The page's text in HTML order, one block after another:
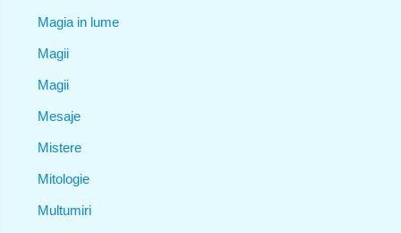
Magia in lume
Magii
Magii
Mesaje
Mistere
Mitologie
Multumiri